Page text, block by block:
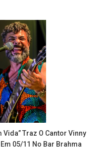
Traz O Cantor Vinny
05/11 No Bar Brahma